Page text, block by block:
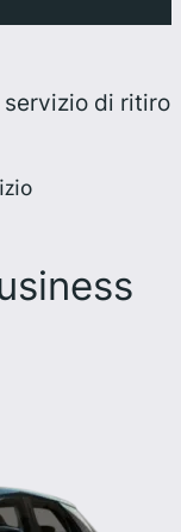
di ritiro